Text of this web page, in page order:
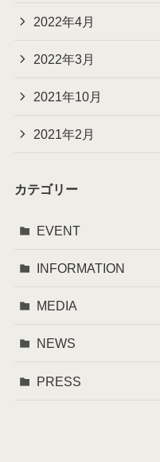
2022年4月
2022年3月
2021年10月
2021年2月
カテゴリー
EVENT
INFORMATION
MEDIA
NEWS
PRESS